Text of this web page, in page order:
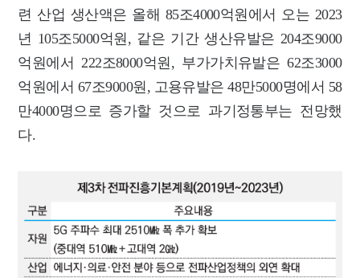
련 산업 생산액은 올해 85조4000억원에서 오는 2023
년 105조5000억원, 같은 기간 생산유발은 204조9000
억원에서 222조8000억원, 부가가치유발은 62조3000
억원에서 67조9000원, 고용유발은 48만5000명에서 58
만4000명으로 증가할 것으로 과기정통부는 전망했
다.